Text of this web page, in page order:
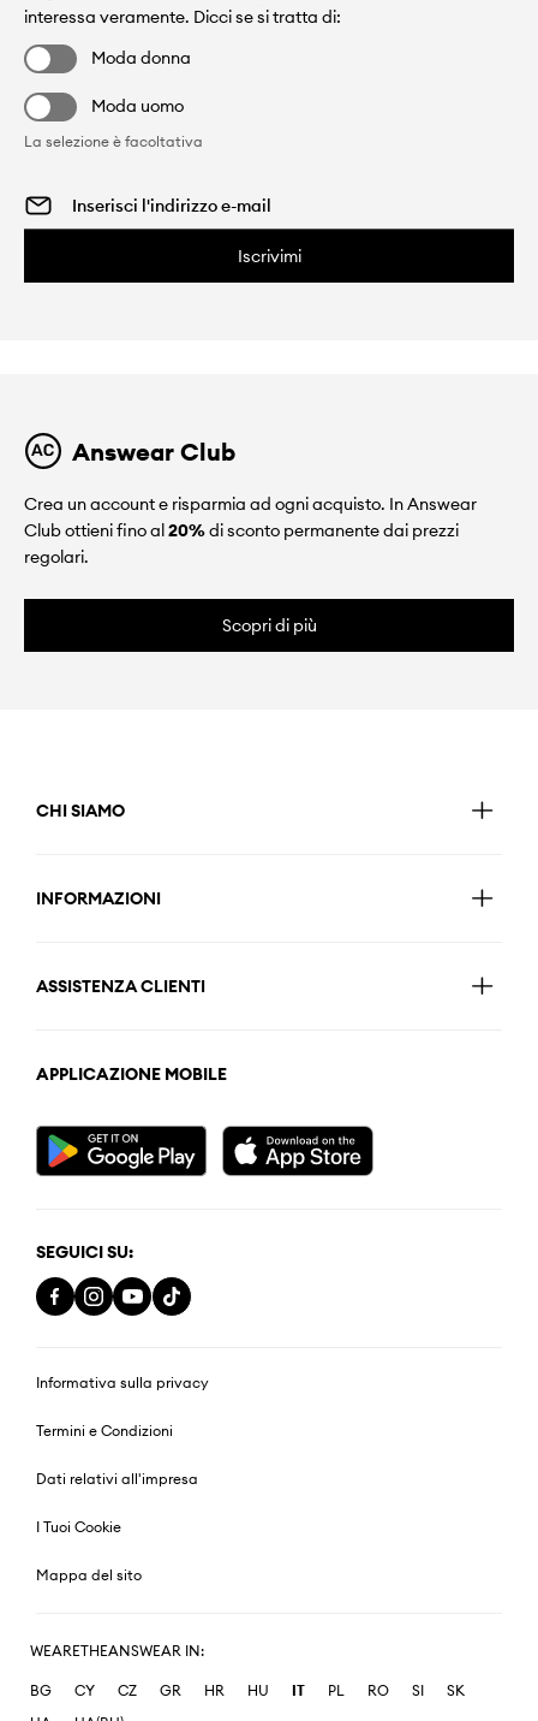
interessa veramente. Dicci se si tratta di:
Moda donna
Moda uomo
La selezione è facoltativa
Iscrivimi
Answear Club
Crea un account e risparmia ad ogni acquisto. In Answear
Club ottieni fino al20%di sconto permanente dai prezzi
regolari.
Scopri di più
CHI SIAMO
INFORMAZIONI
ASSISTENZA CLIENTI
APPLICAZIONE MOBILE
SEGUICI SU:
Informativa sulla privacy
Termini e Condizioni
Dati relativi all'impresa
I Tuoi Cookie
Mappa del sito
WEARETHEANSWEAR IN:
BG CY CZ GR HR HU IT PL RO SI
SK